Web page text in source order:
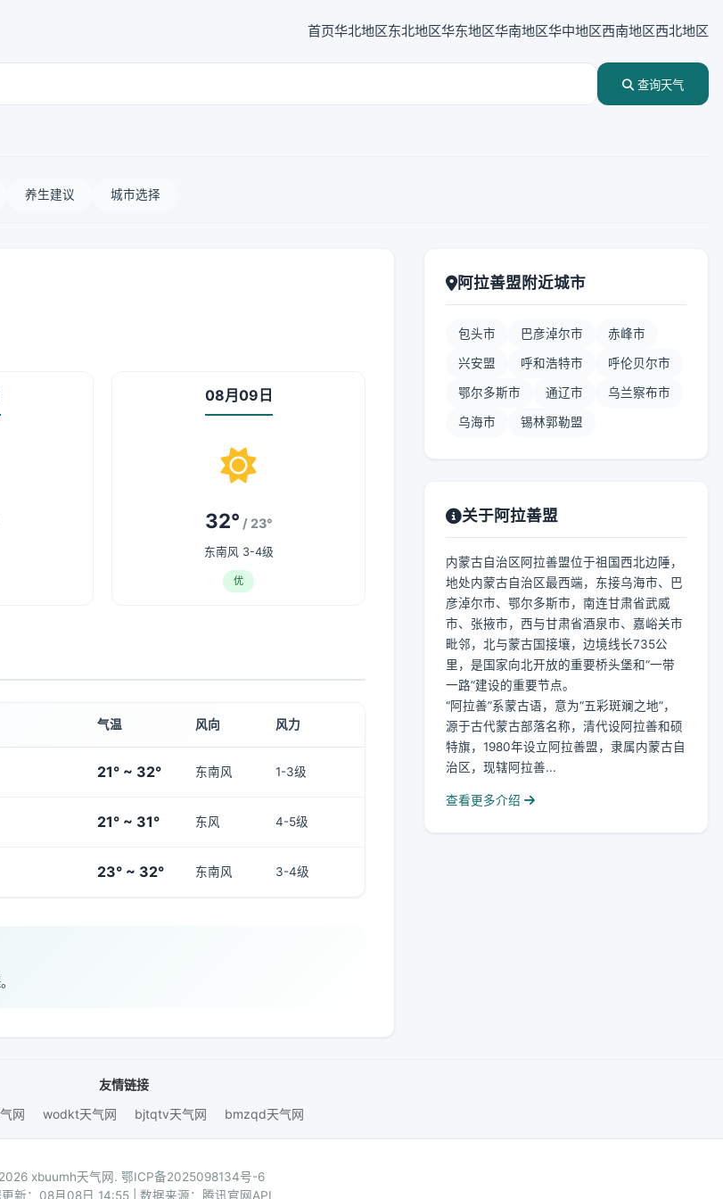
首页华北地区东北地区华东地区华南地区华中地区西南地区西北地区
查询天气
养生建议 城市选择
08月09日
32° / 23°
东南风 3-4级
优
气温 风向 风力
21° ~ 32° 东南风 1-3级
21° ~ 31° 东风 4-5级
23° ~ 32° 东南风 3-4级
阿拉善盟附近城市
包头市 巴彦淖尔市 赤峰市
兴安盟 呼和浩特市 呼伦贝尔市
鄂尔多斯市 通辽市 乌兰察布市
乌海市 锡林郭勒盟
关于阿拉善盟
内蒙古自治区阿拉善盟位于祖国西北边陲，
地处内蒙古自治区最西端，东接乌海市、巴
彦淖尔市、鄂尔多斯市，南连甘肃省武威
市、张掖市，西与甘肃省酒泉市、嘉峪关市
毗邻，北与蒙古国接壤，边境线长735公
里，是国家向北开放的重要桥头堡和“一带
一路”建设的重要节点。
“阿拉善”系蒙古语，意为“五彩斑斓之地”，
源于古代蒙古部落名称，清代设阿拉善和硕
特旗，1980年设立阿拉善盟，隶属内蒙古自
治区，现辖阿拉善...
查看更多介绍
友情链接
网
wodkt天气网 bjtqtv天气网 bmzqd天气网
xbuumh天气网. 鄂ICP备2025098134号-6
新：08月08日 14:55 | 数据来源：腾讯官网API